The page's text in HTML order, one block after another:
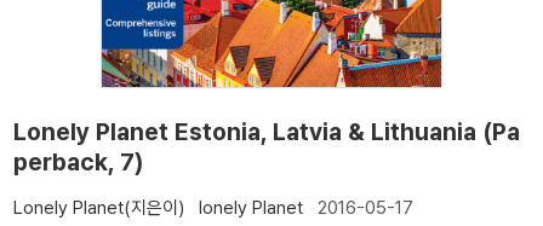
Lonely Planet Estonia, Latvia & Lithuania (Pa
perback, 7)
Lonely Planet(지은이) lonely Planet 2016-05-17